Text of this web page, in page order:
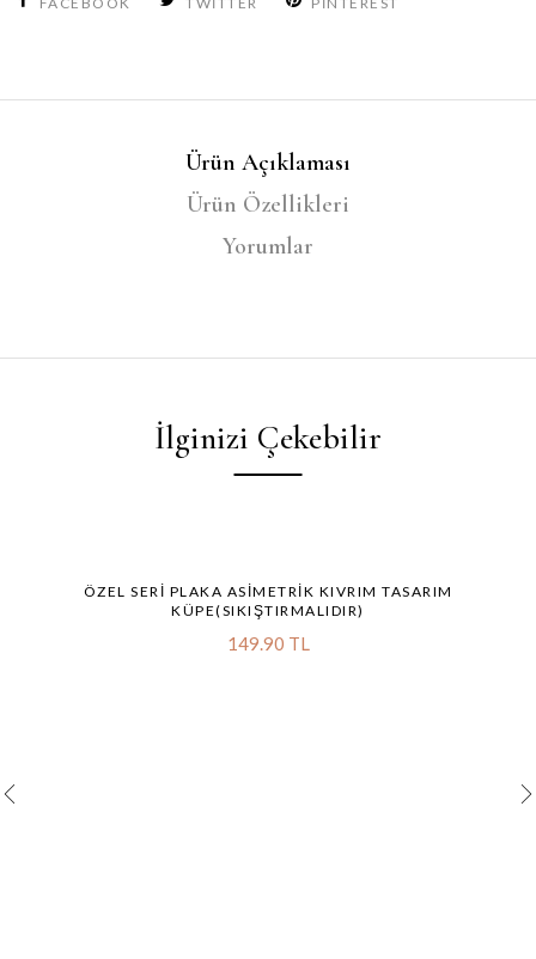
Ürün Açıklaması
Ürün Özellikleri
Yorumlar
İlginizi Çekebilir
ÖZEL SERI PLAKA ASIMETRIK KIVRIM TASARIM
KÜPE(SIKIŞTIRMALIDIR)
149.90 TL